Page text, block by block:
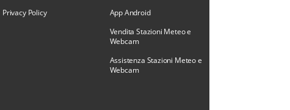
Privacy Policy
App Android
Vendita Stazioni Meteo e
Webcam
Assistenza Stazioni Meteo e
Webcam